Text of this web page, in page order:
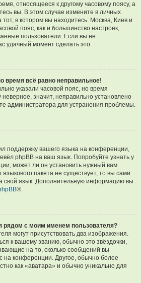
относящееся к другому часовому поясу, а
вы. В этом случае измените в личных
тот, в котором вы находитесь: Москва, Киев и
пояс, как и большинство настроек,
пользователи. Если вы не
удачный момент сделать это.
время всё равно неправильное!
указали часовой пояс, но время
значит, неправильно установлено
администратора для устранения проблемы.
поддержку вашего языка на конференции,
phpBB на ваш язык. Попробуйте узнать у
может ли он установить нужный вам
языкового пакета не существует, то вы сами
свой язык. Дополнительную информацию вы
®.
рядом с моим именем пользователя?
могут присутствовать два изображения.
к вашему званию, обычно это звёздочки,
на то, сколько сообщений вы
на конференции. Другое, обычно более
как «аватара» и обычно уникально для